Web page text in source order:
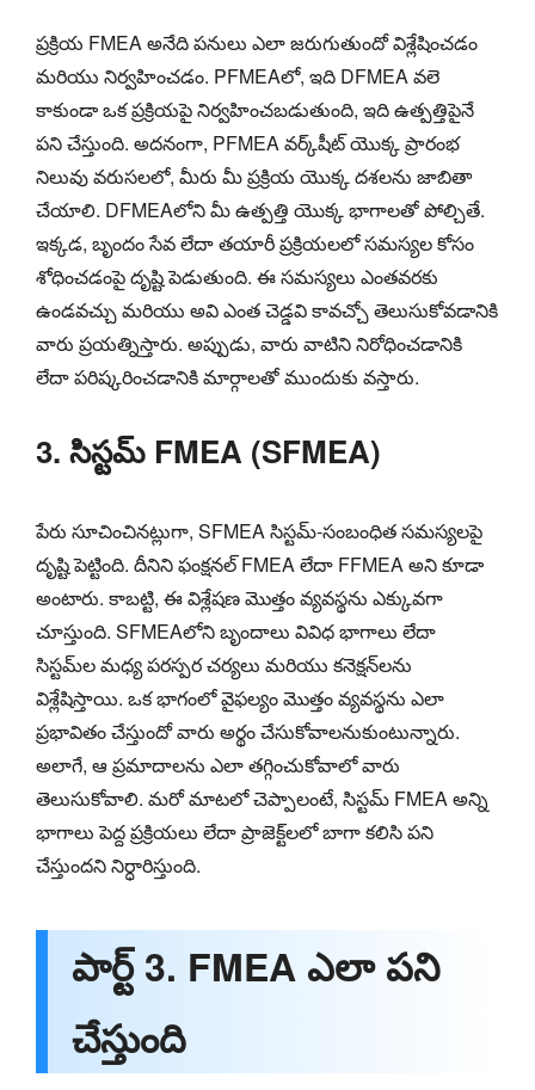
ప్రక్రియ FMEA అనేది పనులు ఎలా జరుగుతుందో విశ్లేషించడం
మరియు నిర్వహించడం. PFMEAలో, ఇది DFMEA వలె
కాకుండా ఒక ప్రక్రియపై నిర్వహించబడుతుంది, ఇది ఉత్పత్తిపైనే
పని చేస్తుంది. అదనంగా, PFMEA వర్క్‌షీట్ యొక్క ప్రారంభ
నిలువు వరుసలలో, మీరు మీ ప్రక్రియ యొక్క దశలను జాబితా
చేయాలి. DFMEAలోని మీ ఉత్పత్తి యొక్క భాగాలతో పోల్చితే.
ఇక్కడ, బృందం సేవ లేదా తయారీ ప్రక్రియలలో సమస్యల కోసం
శోధించడంపై దృష్టి పెడుతుంది. ఈ సమస్యలు ఎంతవరకు
ఉండవచ్చు మరియు అవి ఎంత చెడ్డవి కావచ్చో తెలుసుకోవడానికి
వారు ప్రయత్నిస్తారు. అప్పుడు, వారు వాటిని నిరోధించడానికి
లేదా పరిష్కరించడానికి మార్గాలతో ముందుకు వస్తారు.
3. సిస్టమ్ FMEA (SFMEA)
పేరు సూచించినట్లుగా, SFMEA సిస్టమ్-సంబంధిత సమస్యలపై
దృష్టి పెట్టింది. దీనిని ఫంక్షనల్ FMEA లేదా FFMEA అని కూడా
అంటారు. కాబట్టి, ఈ విశ్లేషణ మొత్తం వ్యవస్థను ఎక్కువగా
చూస్తుంది. SFMEAలోని బృందాలు వివిధ భాగాలు లేదా
సిస్టమ్‌ల మధ్య పరస్పర చర్యలు మరియు కనెక్షన్‌లను
విశ్లేషిస్తాయి. ఒక భాగంలో వైఫల్యం మొత్తం వ్యవస్థను ఎలా
ప్రభావితం చేస్తుందో వారు అర్థం చేసుకోవాలనుకుంటున్నారు.
అలాగే, ఆ ప్రమాదాలను ఎలా తగ్గించుకోవాలో వారు
తెలుసుకోవాలి. మరో మాటలో చెప్పాలంటే, సిస్టమ్ FMEA అన్ని
భాగాలు పెద్ద ప్రక్రియలు లేదా ప్రాజెక్ట్‌లలో బాగా కలిసి పని
చేస్తుందని నిర్ధారిస్తుంది.
పార్ట్ 3. FMEA ఎలా పని
చేస్తుంది